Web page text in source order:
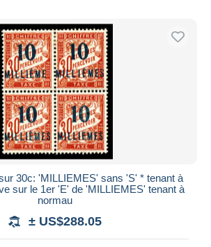
30c: 'MILLIEMES' sans 'S' * tenant à
sur le 1er 'E' de 'MILLIEMES' tenant à
normau
± US$288.05